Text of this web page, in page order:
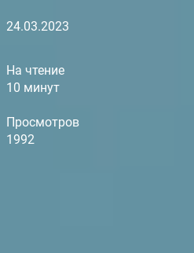
24.03.2023
На чтение
10 минут
Просмотров
1992